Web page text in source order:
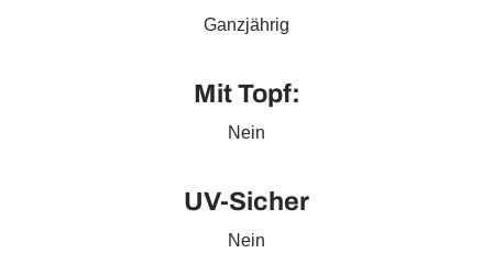
Ganzjährig
Mit Topf:
Nein
UV-Sicher
Nein